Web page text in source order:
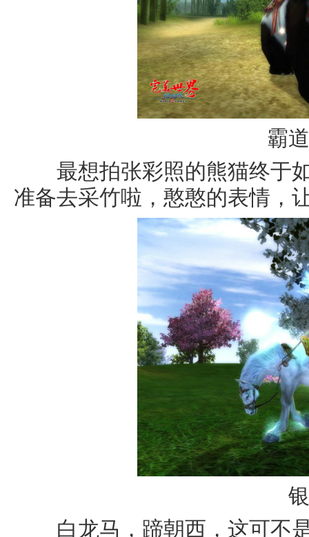
霸
最想拍张彩照的熊猫终于如
准备去采竹啦，憨憨的表情，
白龙马，蹄朝西，这可不是